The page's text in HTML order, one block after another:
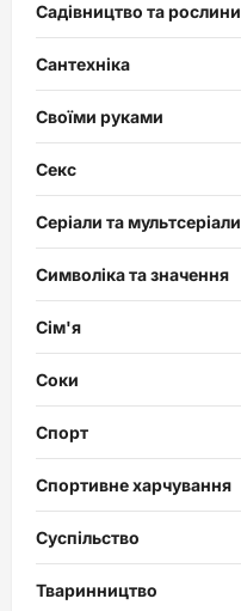
Садівництво та рослини
Сантехніка
Своїми руками
Секс
Серіали та мультсеріали
Символіка та значення
Сім'я
Соки
Спорт
Спортивне харчування
Суспільство
Тваринництво